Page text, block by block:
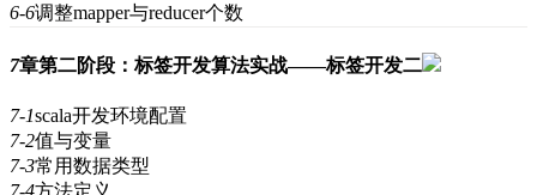
6-6调整mapper与reducer个数
7章第二阶段：标签开发算法实战——标签开发二
7-1scala开发环境配置
7-2值与变量
7-3常用数据类型
7-4方法定义